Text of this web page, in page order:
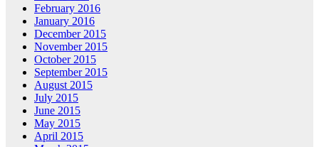
February 2016
January 2016
December 2015
November 2015
October 2015
September 2015
August 2015
July 2015
June 2015
May 2015
April 2015